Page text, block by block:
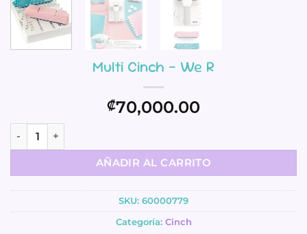
Multi Cinch – We R
₡70,000.00
Multi Cinch - We R cantidad
AÑADIR AL CARRITO
SKU: 60000779
Categoría: Cinch